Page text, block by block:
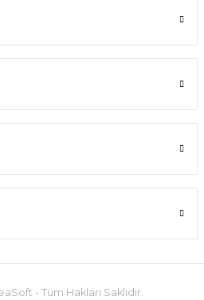
- Tüm Hakları Saklıdır.